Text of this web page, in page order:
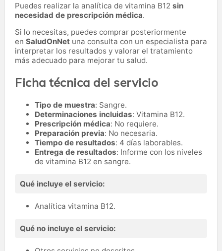
Puedes realizar la analítica de vitamina B12 sin
necesidad de prescripción médica.
Si lo necesitas, puedes comprar posteriormente
en SaludOnNet una consulta con un especialista para
interpretar los resultados y valorar el tratamiento
más adecuado para mejorar tu salud.
Ficha técnica del servicio
Tipo de muestra: Sangre.
Determinaciones incluidas: Vitamina B12.
Prescripción médica: No requiere.
Preparación previa: No necesaria.
Tiempo de resultados: 4 días laborables.
Entrega de resultados: Informe con los niveles
de vitamina B12 en sangre.
Qué incluye el servicio:
Analítica vitamina B12.
Qué no incluye el servicio: